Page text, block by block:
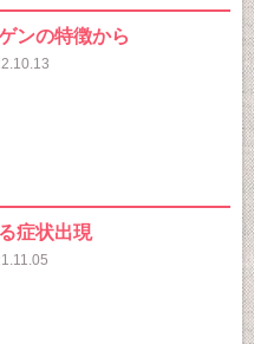
ンの特徴から
症状出現